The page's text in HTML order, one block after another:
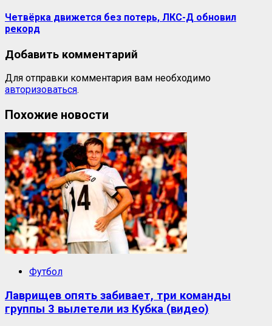
Четвёрка движется без потерь, ЛКС-Д обновил
рекорд
Добавить комментарий
Для отправки комментария вам необходимо
авторизоваться.
Похожие новости
Футбол
Лаврищев опять забивает, три команды
группы 3 вылетели из Кубка (видео)